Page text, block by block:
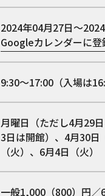
2024年04月27日～
Googleカレンダーに登
9:30～17:00（入場は
月曜日（ただし4月29
3日は開館）、4月30日
（火）、6月4日（火）
一般1,000（800）円／